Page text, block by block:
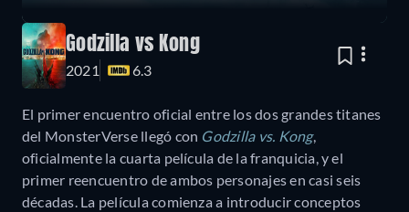
Godzilla vs Kong
2021 6.3
El primer encuentro oficial entre los dos grandes titanes
del MonsterVerse llegó con Godzilla vs. Kong,
oficialmente la cuarta película de la franquicia, y el
primer reencuentro de ambos personajes en casi seis
décadas. La película comienza a introducir conceptos